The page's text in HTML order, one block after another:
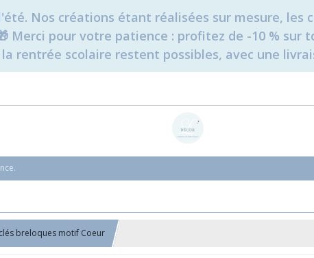
Nos créations étant réalisées sur mesure, les
pour votre patience : profitez de -10 % sur
rentrée scolaire restent possibles, avec une
breloques motif Coeur